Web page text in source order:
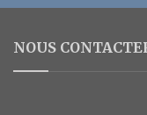
NOUS